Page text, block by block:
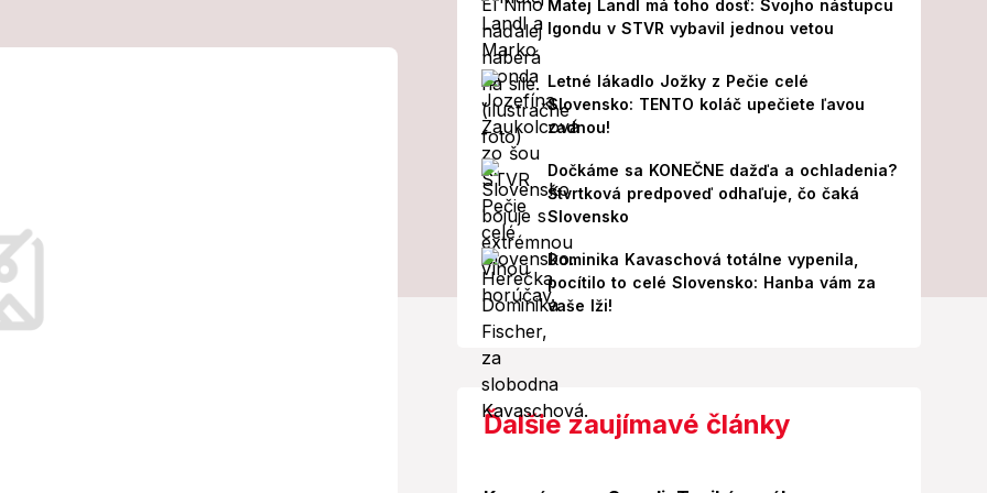
krajinou.
Matej Landl má toho dosť: Svojho nástupcu
Igondu v STVR vybavil jednou vetou
Letné lákadlo Jožky z Pečie celé
Slovensko: TENTO koláč upečiete ľavou
zadnou!
Dočkáme sa KONEČNE dažďa a ochladenia?
Štvrtková predpoveď odhaľuje, čo čaká
Slovensko
Dominika Kavaschová totálne vypenila,
pocítilo to celé Slovensko: Hanba vám za
vaše lži!
Ďalšie zaujímavé články